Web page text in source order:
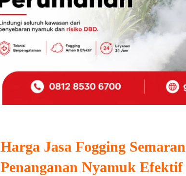
Harga Jasa Fogging
Penanganan Nyamuk Efektif